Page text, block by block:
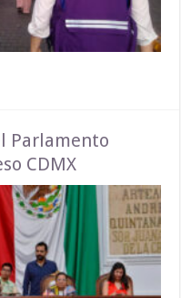
Parlamento
CDMX